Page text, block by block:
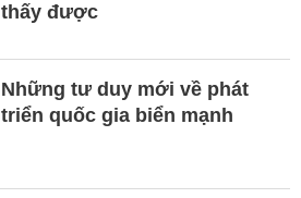
thấy được
Những tư duy mới về phát
triển quốc gia biển mạnh